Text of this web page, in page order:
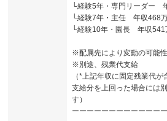
└経験5年・専門リーダー
└経験7年・主任 年収468
└経験10年・園長 年収541
※配属先により変動の可能
※別途、残業代支給
（*上記年収に固定残業代
支給分を上回った場合には
す）
ーーーーーーーーーーーー